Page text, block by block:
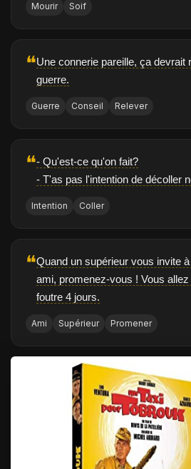
Mourir Soif
❝Une connerie pareille, ça devrait
guerre.
Guerre Conseil Relever
❝- Qu'est-ce qu'on fait?
- T'as pas l'intention de décoller
Intention Coller
❝Quand un supérieur vous invite
ami, promenez-vous ! Vous
foutre 4 jours.
Ami Supérieur Promener